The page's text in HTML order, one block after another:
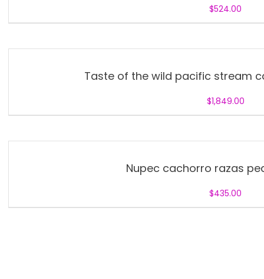
$524.00
Taste of the wild pacific stream
$1,849.00
Nupec cachorro razas
$435.00